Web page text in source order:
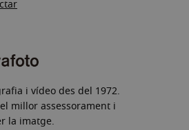
i vídeo des del 1972.
millor assessorament i
la imatge.